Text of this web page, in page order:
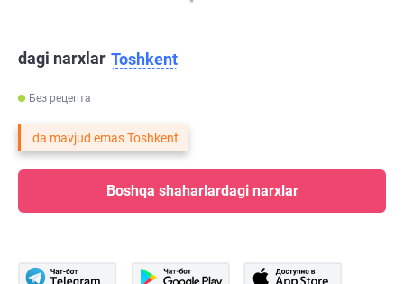
dagi narxlar Toshkent
Без рецепта
da mavjud emas Toshkent
Boshqa shaharlardagi narxlar